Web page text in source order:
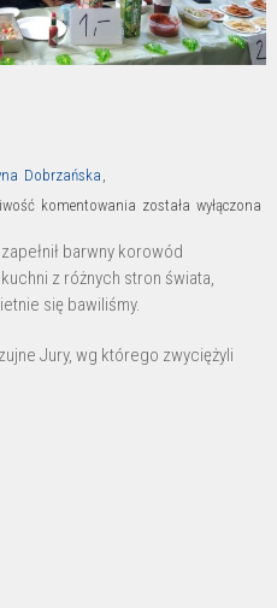
Dobrzańska
komentowania Żeromalia
została wyłączona
barwny korowód
z różnych stron świata,
się bawiliśmy.
Jury, wg którego zwyciężyli